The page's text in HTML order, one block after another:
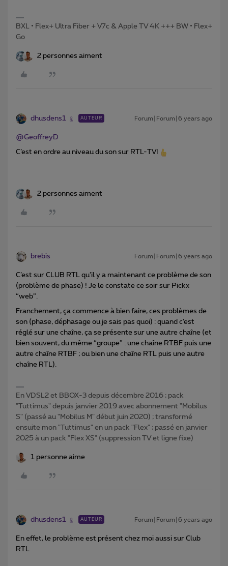
BXL • Flex+ Ultra Fiber + V7c & Apple TV 4K +++ BW • Flex+
Go
2 personnes aiment
dhusdens1 AUTEUR Forum|Forum|6 years ago
@GeoffreyD
C’est en ordre au niveau du son sur RTL-TVI
2 personnes aiment
brebis Forum|Forum|6 years ago
C’est sur CLUB RTL qu’il y a maintenant ce problème de son
(problème de phase) ! Je le constate ce soir sur Pickx
“web”.
Franchement, ça commence à bien faire, ces problèmes de
son (phase, déphasage ou je sais pas quoi) : quand c’est
réglé sur une chaîne, ça se présente sur une autre chaîne (et
bien souvent, du même “groupe” : une chaîne RTBF puis une
autre chaîne RTBF ; ou bien une chaîne RTL puis une autre
chaîne RTL).
En VDSL2 et BBOX-3 depuis décembre 2016 ; pack
"Tuttimus" depuis janvier 2019 avec abonnement "Mobilus
S" (passé au "Mobilus M" début juin 2020) ; transformé
ensuite mon "Tuttimus" en un pack "Flex" ; passé en janvier
2025 à un pack "Flex XS" (suppression TV et ligne fixe)
1 personne aime
dhusdens1 AUTEUR Forum|Forum|6 years ago
En effet, le problème est présent chez moi aussi sur Club
RTL